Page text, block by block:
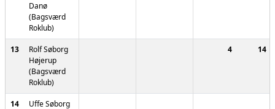
Danø
(Bagsværd
Roklub)
13
Rolf Søborg
Højerup
(Bagsværd
Roklub)
4 14
14
Uffe Søborg